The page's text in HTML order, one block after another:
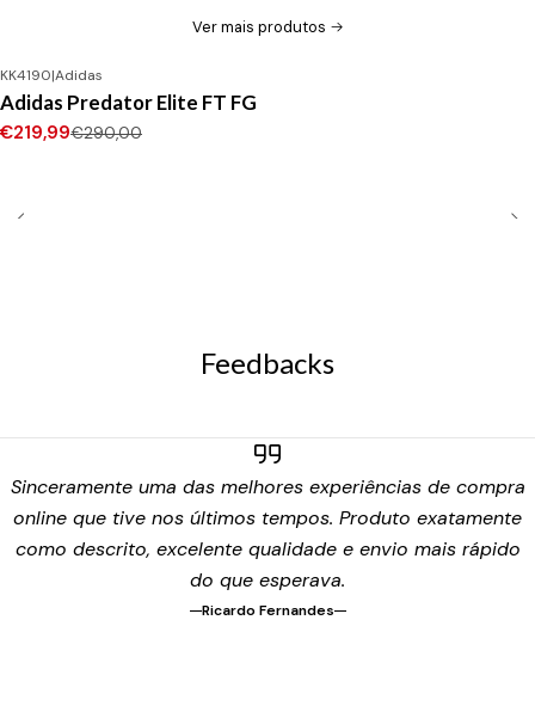
Ver mais produtos
-24%DESCONTO
Novo
KK4190|Adidas
Adidas Predator Elite FT FG
€219,99€290,00
Feedbacks
Sinceramente uma das melhores experiências de compra
online que tive nos últimos tempos. Produto exatamente
como descrito, excelente qualidade e envio mais rápido
do que esperava.
Ricardo Fernandes